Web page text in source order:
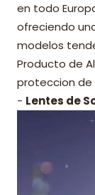
en todo
ofreciendo
modelos
Producto de
proteccion de
- Lentes de